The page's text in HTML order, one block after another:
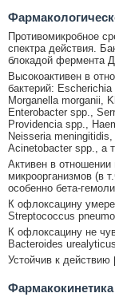
Противомикробное
спектра действия.
блокадой фермента
Высокоактивен в
бактерий:
Morganella morganii,
Enterobacter spp.,
Providencia spp.,
Neisseria
Acinetobacter spp., а
Активен в
микроорганизмов (в
особенно бета-
К офлоксацину
Streptococcus
К офлоксацину не
Bacteroides
Устойчив к действию
Фармакокинетика